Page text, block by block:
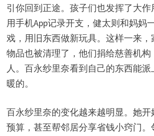
引你回到正途。孩子们也发挥了大
用手机App记录开支，健太则和妈妈
戏，用旧东西做新玩具。这样一来
物品也被清理了，他们捐给慈善机构
人。百永纱里奈看到自己的东西能
暖的。
百永纱里奈的变化越来越明显。她
预算，甚至帮邻居分享省钱小窍门。